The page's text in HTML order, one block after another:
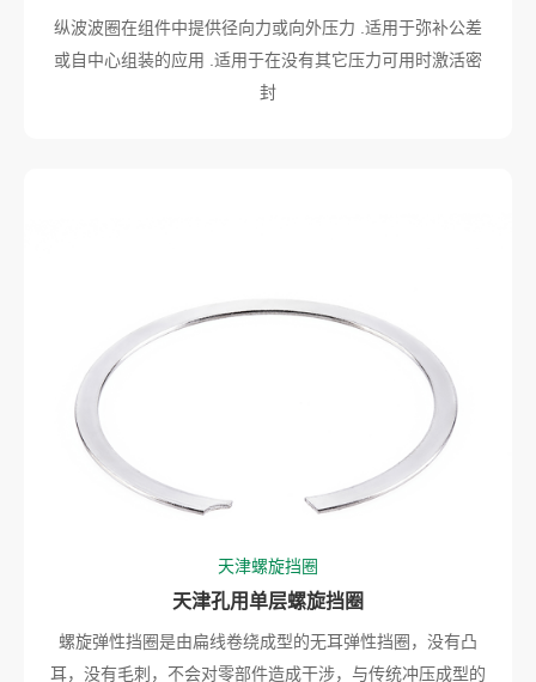
纵波波圈在组件中提供径向力或向外压力 .适用于弥补公差
或自中心组装的应用 .适用于在没有其它压力可用时激活密
封
天津螺旋挡圈
天津孔用单层螺旋挡圈
螺旋弹性挡圈是由扁线卷绕成型的无耳弹性挡圈，没有凸
耳，没有毛刺，不会对零部件造成干涉，与传统冲压成型的